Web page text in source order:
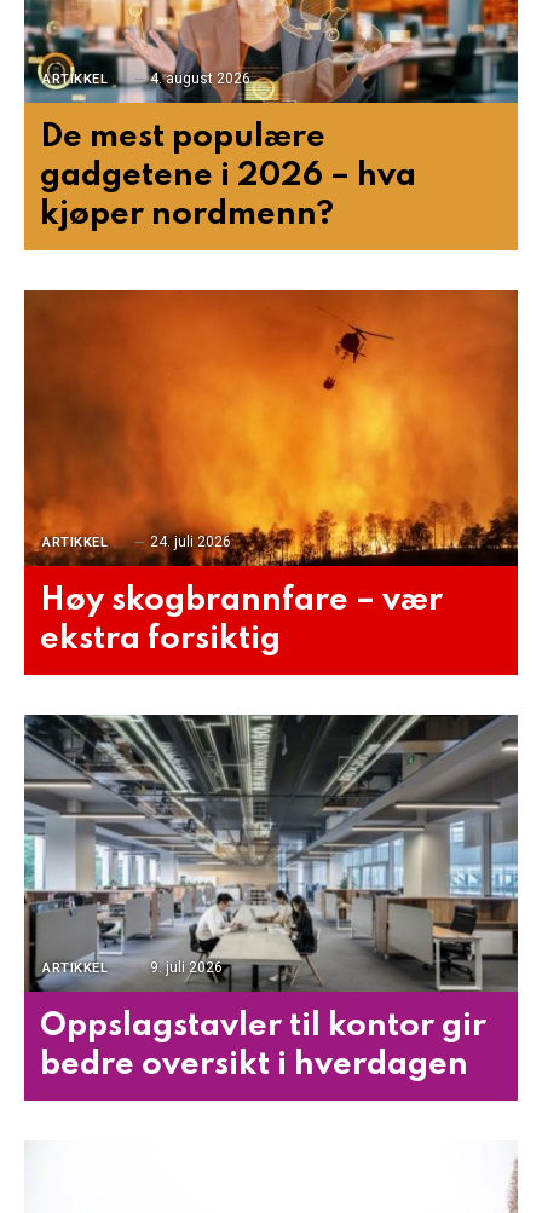
ARTIKKEL 4. august 2026
De mest populære
gadgetene i 2026 – hva
kjøper nordmenn?
ARTIKKEL 24. juli 2026
Høy skogbrannfare – vær
ekstra forsiktig
ARTIKKEL 9. juli 2026
Oppslagstavler til kontor gir
bedre oversikt i hverdagen